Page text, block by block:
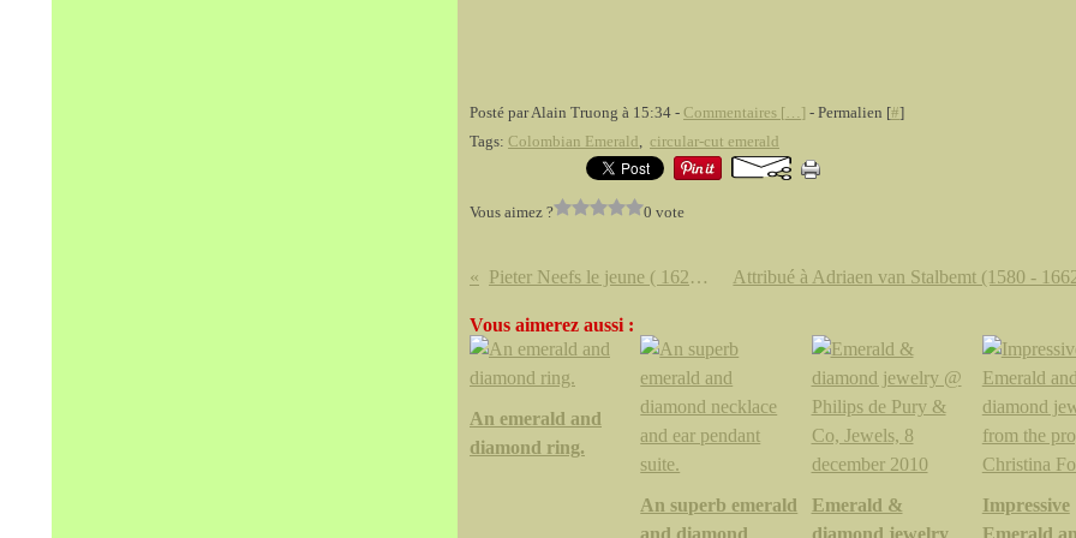
Posté par Alain Truong à 15:34 - Commentaires [… ] - Permalien [#]
Tags: Colombian Emerald, circular-cut emerald
Vous aimez ? 0 vote
Pieter Neefs le jeune ( 1620 - 1659), Intérieur d'église.
Vous aimerez aussi :
An emerald and
diamond ring.
An superb emerald
and diamond
Emerald &
diamond jewelry
Impressive
Emerald